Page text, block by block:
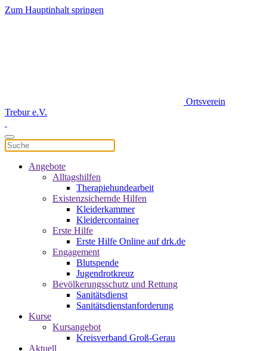
Zum Hauptinhalt springen
Ortsverein
Trebur e.V.
Angebote
Alltagshilfen
Therapiehundearbeit
Existenzsichernde Hilfen
Kleiderkammer
Kleidercontainer
Erste Hilfe
Erste Hilfe Online auf drk.de
Engagement
Blutspende
Jugendrotkreuz
Bevölkerungsschutz und Rettung
Sanitätsdienst
Sanitätsdienstanforderung
Kurse
Kursangebot
Kreisverband Groß-Gerau
Aktuell